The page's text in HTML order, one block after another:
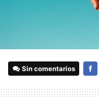
Sin comentarios